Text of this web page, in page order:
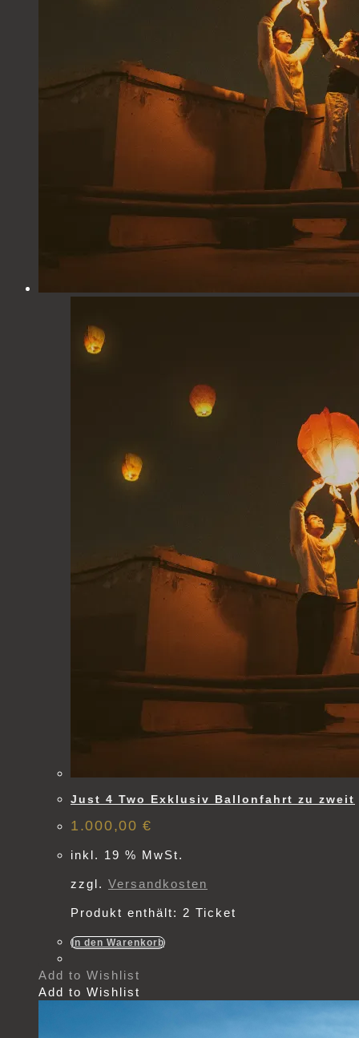
Just 4 Two Exklusiv Ballonfahrt zu zweit
1.000,00€
inkl. 19 % MwSt.
zzgl. Versandkosten
Produkt enthält: 2 Ticket
In den Warenkorb
Add to Wishlist
Add to Wishlist